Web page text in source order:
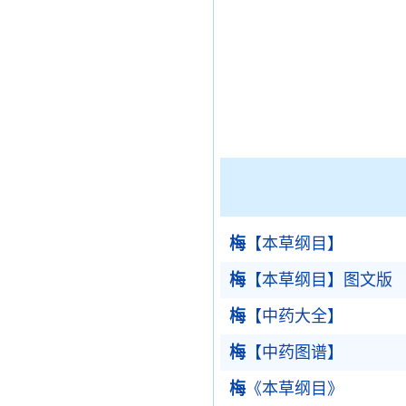
梅 【本草纲目】
梅 【本草纲目】图文版
梅 【中药大全】
梅 【中药图谱】
梅 《本草纲目》